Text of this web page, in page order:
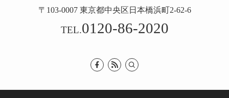
〒103-0007 東京都中央区日本橋浜町2-62-6
TEL.0120-86-2020